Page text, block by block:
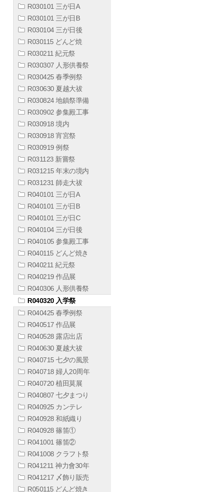
R030101 三が日A
R030101 三が日B
R030104 三が日後
R030115 どんど焼
R030211 紀元祭
R030307 人形供養祭
R030425 春季例祭
R030630 夏越大祓
R030824 地鎮祭準備
R030902 参集殿工事
R030918 境内
R030918 宵宮祭
R030919 例祭
R031123 新嘗祭
R031215 年末の境内
R031231 師走大祓
R040101 三が日A
R040101 三が日B
R040101 三が日C
R040104 三が日後
R040105 参集殿工事
R040115 どんど焼き
R040211 紀元祭
R040219 作品展
R040306 人形供養祭
R040320 入学祭
R040425 春季例祭
R040517 作品展
R040528 露店出店
R040630 夏越大祓
R040715 七夕の風景
R040718 婦人20周年
R040720 植田莫展
R040807 七夕まつり
R040925 カンテレ
R040928 和紙織り
R040928 篠笛①
R041001 篠笛②
R041008 クラフト祭
R041211 神力會30年
R041217 〆飾り販売
R050115 どんど焼き